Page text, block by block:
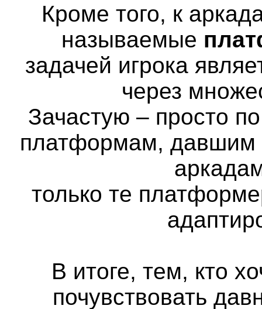
Кроме того, к
называемые
задачей игрока
через
Зачастую – просто
платформам, давшим
только те
В итоге, тем, кто
почувствовать